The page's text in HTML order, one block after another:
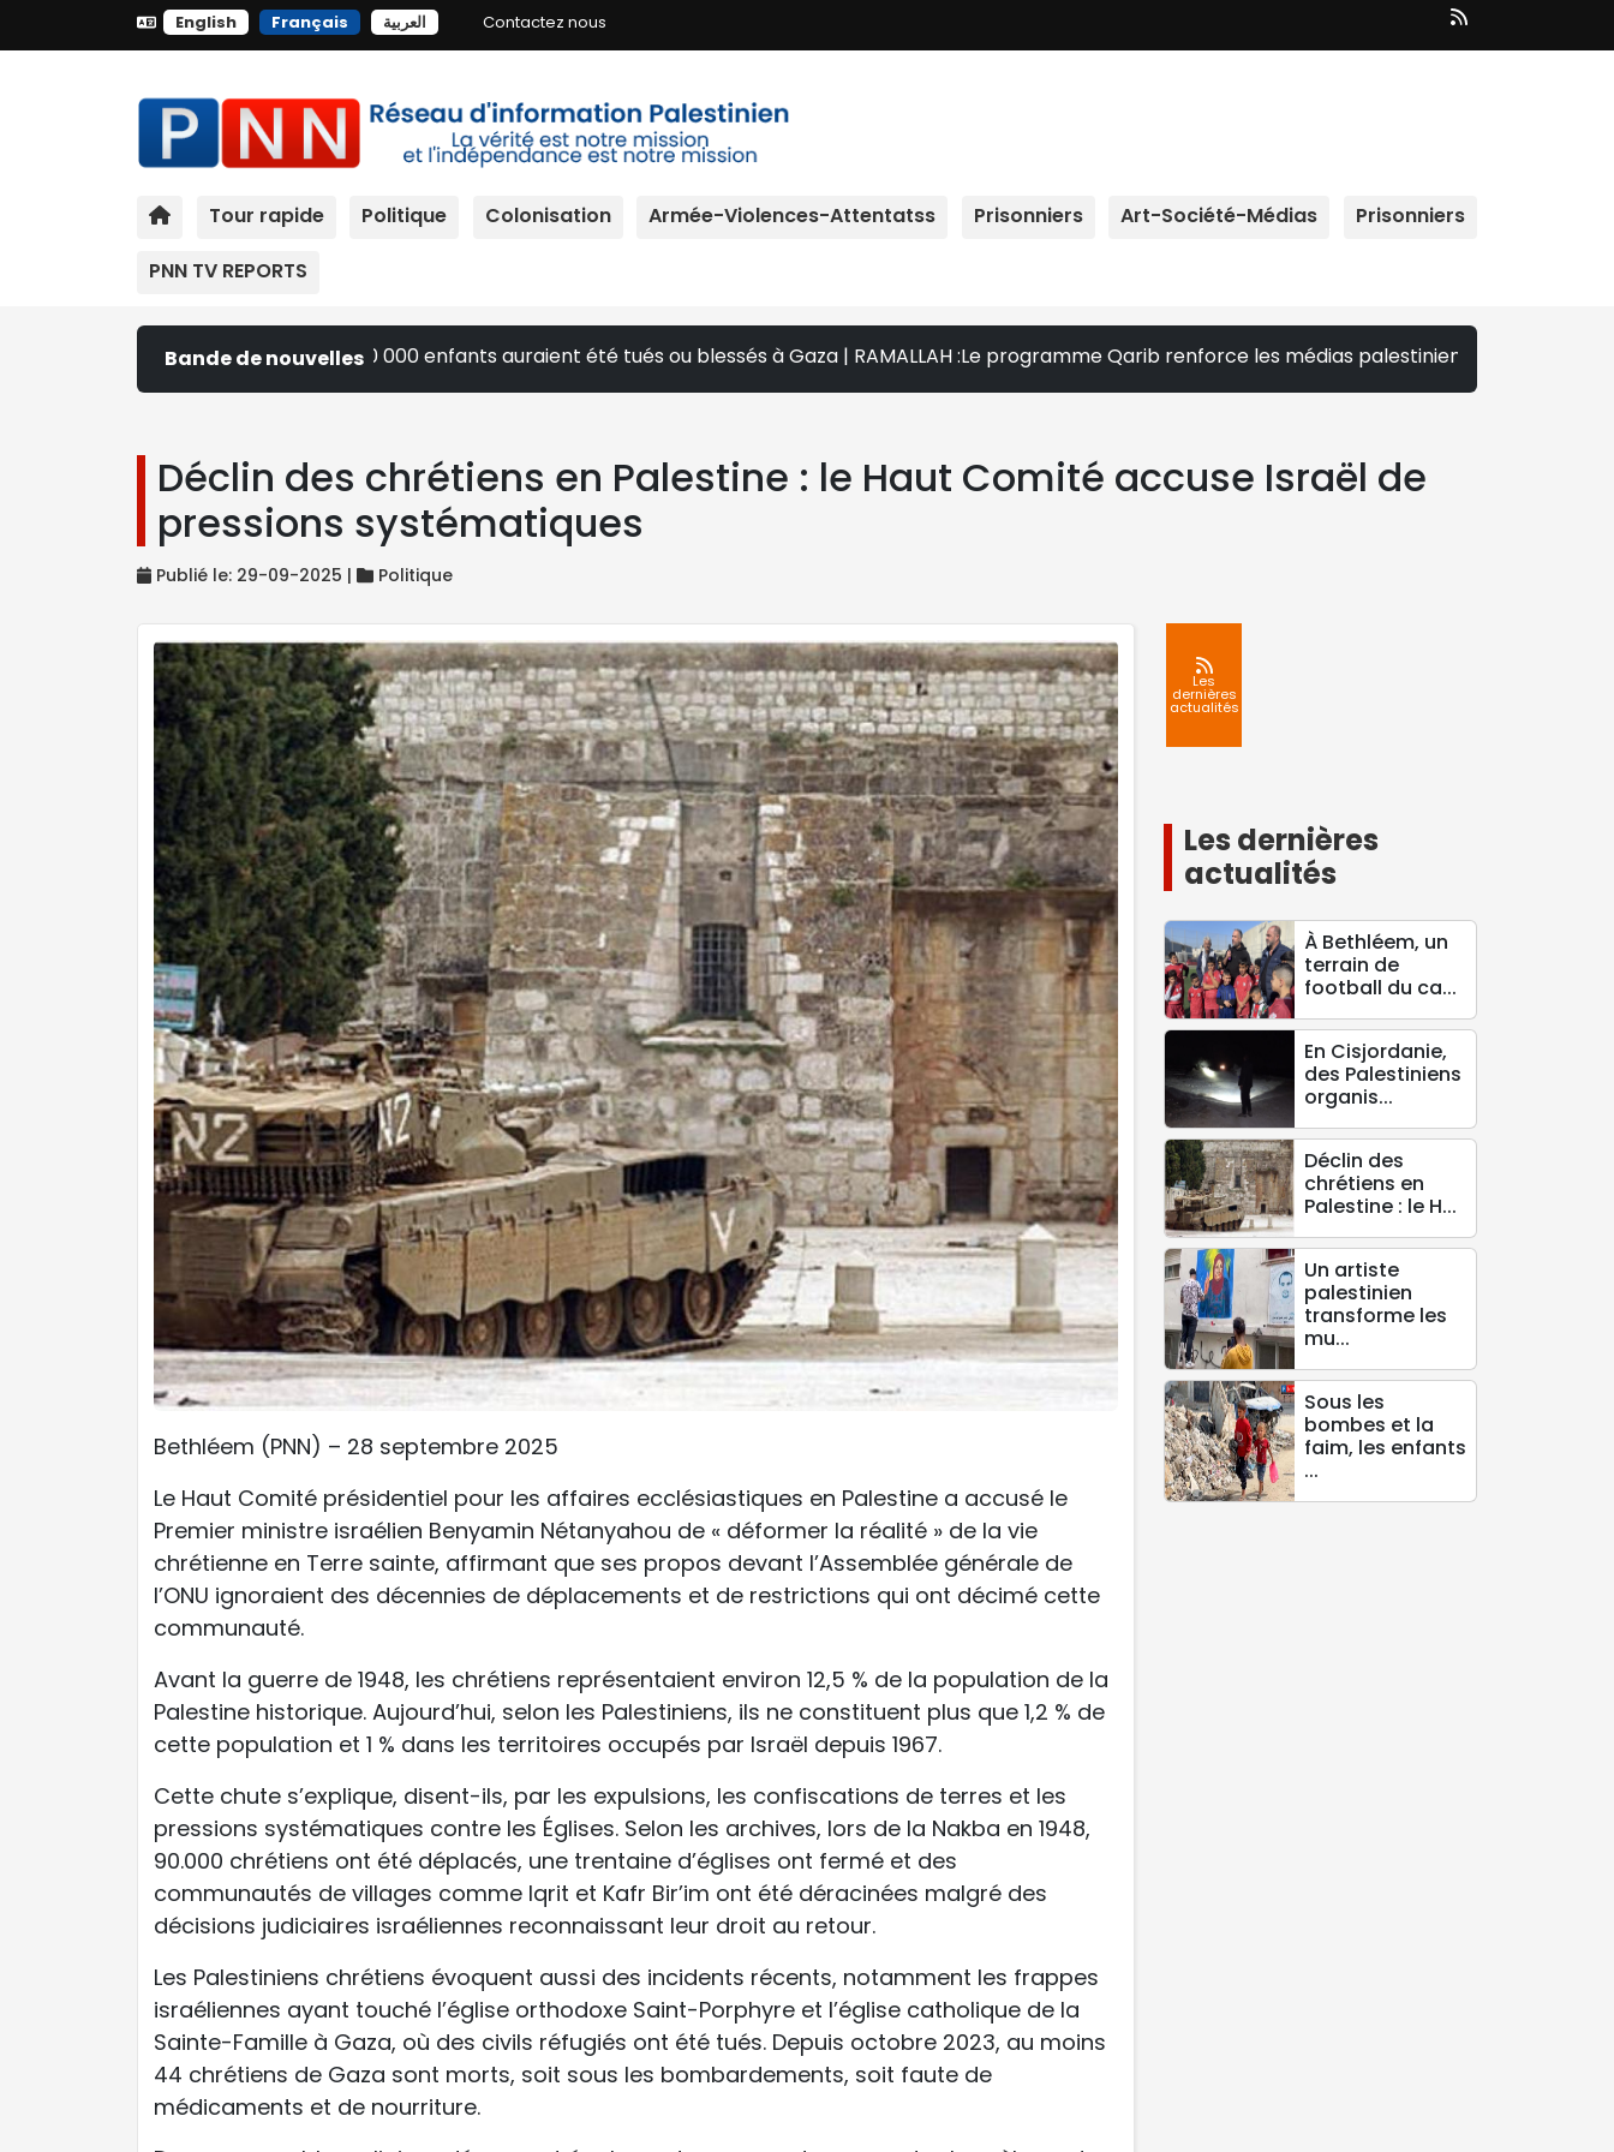
English Français العربية Contactez nous
Tour rapide Politique Colonisation Armée-Violences-Attentatss Prisonniers Art-Société-Médias
Prisonniers
PNN TV REPORTS
Bande de nouvelles
inimaginables » : plus de 50 000 enfants auraient été tués ou blessés à Gaza | RAMALLAH :Le programme Qarib renforce les médias palestiniens | Installation
Déclin des chrétiens en Palestine : le Haut Comité accuse Israël de
pressions systématiques
Publié le: 29-09-2025 | Politique
Bethléem (PNN) – 28 septembre 2025
Le Haut Comité présidentiel pour les affaires ecclésiastiques en Palestine a accusé le
Premier ministre israélien Benyamin Nétanyahou de « déformer la réalité » de la vie
chrétienne en Terre sainte, affirmant que ses propos devant l’Assemblée générale de
l’ONU ignoraient des décennies de déplacements et de restrictions qui ont décimé cette
communauté.
Avant la guerre de 1948, les chrétiens représentaient environ 12,5 % de la population de la
Palestine historique. Aujourd’hui, selon les Palestiniens, ils ne constituent plus que 1,2 % de
cette population et 1 % dans les territoires occupés par Israël depuis 1967.
Cette chute s’explique, disent-ils, par les expulsions, les confiscations de terres et les
pressions systématiques contre les Églises. Selon les archives, lors de la Nakba en 1948,
90.000 chrétiens ont été déplacés, une trentaine d’églises ont fermé et des
communautés de villages comme Iqrit et Kafr Bir’im ont été déracinées malgré des
décisions judiciaires israéliennes reconnaissant leur droit au retour.
Les Palestiniens chrétiens évoquent aussi des incidents récents, notamment les frappes
israéliennes ayant touché l’église orthodoxe Saint-Porphyre et l’église catholique de la
Sainte-Famille à Gaza, où des civils réfugiés ont été tués. Depuis octobre 2023, au moins
44 chrétiens de Gaza sont morts, soit sous les bombardements, soit faute de
médicaments et de nourriture.
Les
dernières
actualités
Les dernières
actualités
À Bethléem, un
terrain de
football du ca...
En Cisjordanie,
des Palestiniens
organis...
Déclin des
chrétiens en
Palestine : le H...
Un artiste
palestinien
transforme les
mu...
Sous les
bombes et la
faim, les enfants
...